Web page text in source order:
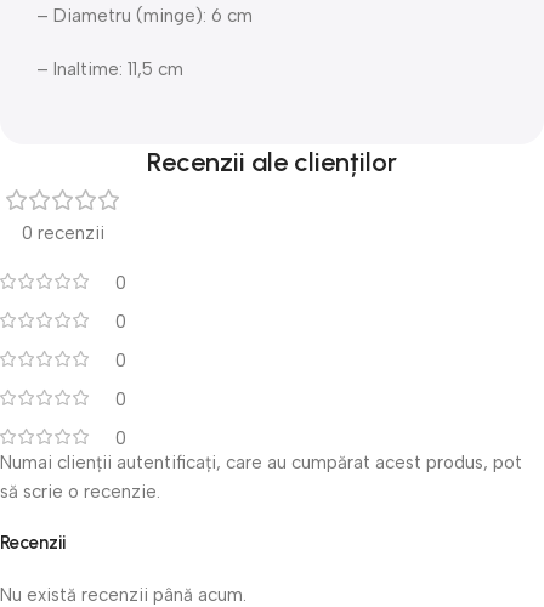
– Diametru (minge): 6 cm
– Inaltime: 11,5 cm
Recenzii ale clienților
0 recenzii
0
0
0
0
0
Recenzii
Nu există recenzii până acum.
Numai clienții autentificați, care au cumpărat acest produs, pot
să scrie o recenzie.